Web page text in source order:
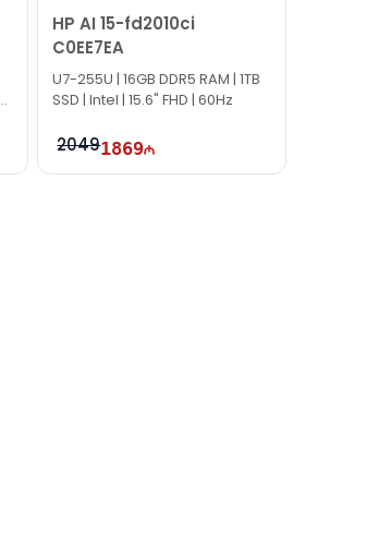
HP AI 15-fd2010ci
C0EE7EA
U7-255U | 16GB DDR5 RAM | 1TB
SSD | Intel | 15.6" FHD | 60Hz
20491869